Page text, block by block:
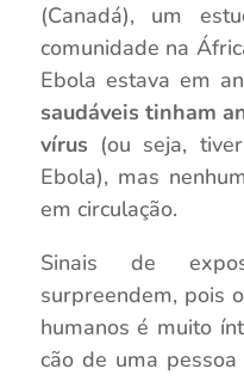
(Canadá), um
comunidade na
Ebola estava em
saudáveis tinham
vírus (ou seja,
Ebola), mas
em circulação.
Sinais de
surpreendem, pois
humanos é muito
cão de uma